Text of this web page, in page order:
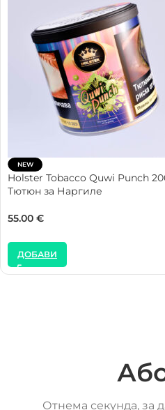
NEW
Holster Tobacco Quwi Punch
Тютюн за Наргиле
55.00 €
ДОБАВИ
Отнема секунда, за